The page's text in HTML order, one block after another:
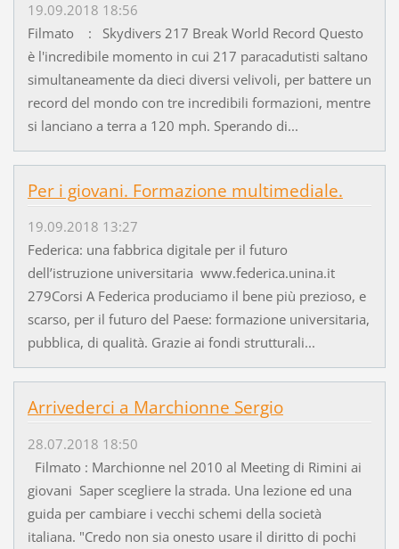
19.09.2018 18:56
Filmato : Skydivers 217 Break World Record Questo
è l'incredibile momento in cui 217 paracadutisti saltano
simultaneamente da dieci diversi velivoli, per battere un
record del mondo con tre incredibili formazioni, mentre
si lanciano a terra a 120 mph. Sperando di...
Per i giovani. Formazione multimediale.
19.09.2018 13:27
Federica: una fabbrica digitale per il futuro
dell’istruzione universitaria www.federica.unina.it
279Corsi A Federica produciamo il bene più prezioso, e
scarso, per il futuro del Paese: formazione universitaria,
pubblica, di qualità. Grazie ai fondi strutturali...
Arrivederci a Marchionne Sergio
28.07.2018 18:50
Filmato : Marchionne nel 2010 al Meeting di Rimini ai
giovani Saper scegliere la strada. Una lezione ed una
guida per cambiare i vecchi schemi della società
italiana. "Credo non sia onesto usare il diritto di pochi